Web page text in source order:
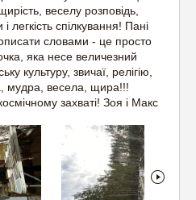
веселу розповідь,
і легкість спілкування! Пані
словами - це просто
яка несе величезний
культуру, звичаї, релігію,
мудра, весела, щира!!!
захваті! Зоя і Макс